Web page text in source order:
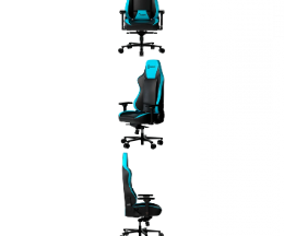
Accesorii Laptop
Componente Laptop
Tablete & accesorii
Telefoane & accesorii